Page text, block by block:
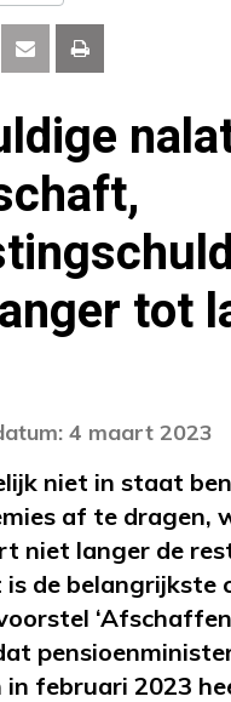
tot
4 maart 2023
niet in staat
af te dragen,
niet langer de
de belangrijkste
in februari 2023